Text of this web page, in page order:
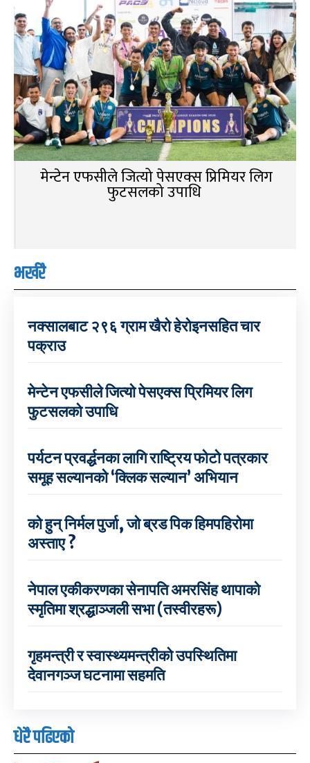
मेन्टेन एफसीले जित्यो पेसएक्स प्रिमियर लिग
फुटसलको उपाधि
भर्खरै
नक्सालबाट २९६ ग्राम खैरो हेरोइनसहित चार
पक्राउ
मेन्टेन एफसीले जित्यो पेसएक्स प्रिमियर लिग
फुटसलको उपाधि
पर्यटन प्रवर्द्धनका लागि राष्ट्रिय फोटो पत्रकार
समूह सल्यानको ‘क्लिक सल्यान’ अभियान
को हुन् निर्मल पुर्जा, जो ब्रड पिक हिमपहिरोमा
अस्ताए ?
नेपाल एकीकरणका सेनापति अमरसिंह थापाको
स्मृतिमा श्रद्धाञ्जली सभा (तस्वीरहरू)
गृहमन्त्री र स्वास्थ्यमन्त्रीको उपस्थितिमा
देवानगञ्ज घटनामा सहमति
धेरै पढिएको